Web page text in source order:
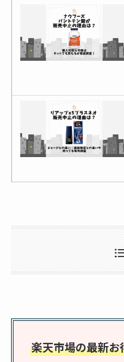
楽天市場の最新お